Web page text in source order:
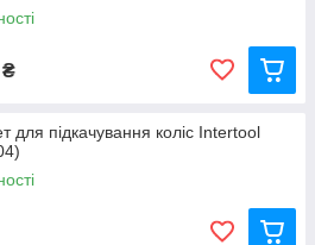
₴
для підкачування коліс Intertool